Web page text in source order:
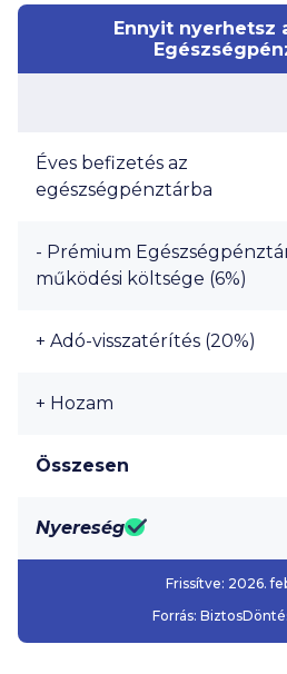
Ennyit nyerhetsz
Éves befizetés az
egészségpénztárba
- Prémium
működési költsége (6%)
+ Adó-visszatérítés (20%)
+ Hozam
Összesen
Nyereség
Frissítve: 2026.
Forrás: